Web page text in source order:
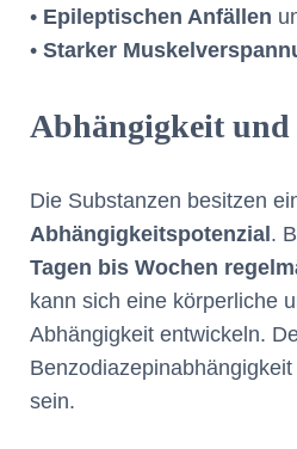
• Epileptischen Anfällen
• Starker
Abhängigkeit und
Die Substanzen besitzen
Abhängigkeitspotenzial .
Tagen bis Wochen
kann sich eine körperliche
Abhängigkeit entwickeln.
sein.